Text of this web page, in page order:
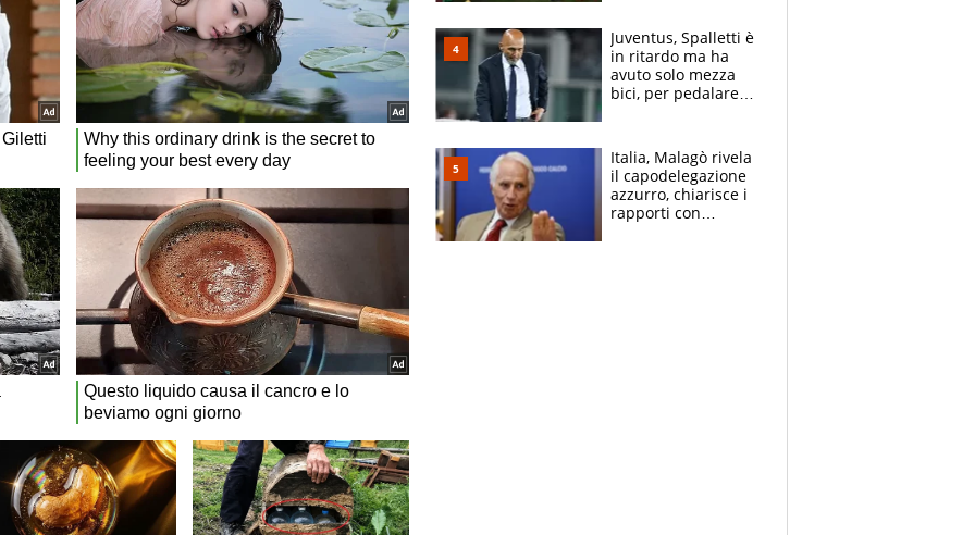
Juventus, Spalletti è
in ritardo ma ha
avuto solo mezza
bici, per pedalare
Italia, Malagò rivela
il capodelegazione
azzurro, chiarisce i
rapporti con